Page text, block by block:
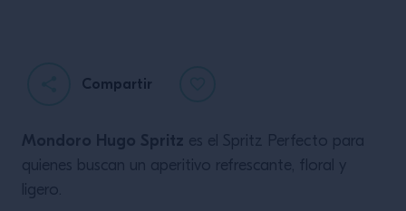
Negroni Desayuno
con diamantes
Compartir
Mondoro Hugo Spritz es el Spritz Perfecto para
quienes buscan un aperitivo refrescante, floral y
ligero.